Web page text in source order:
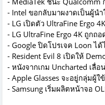
- Intel ขอกลับมาผงาดเป็นผู้น
- LG เปิดตัว UltraFine Ergo
- LG UltraFine Ergo 4K ถูกถ
- Google ปิดโปรเจค Loon ได้
- Resident Evil 8 เปิดให้
- หนังจากเกม Uncharted เลื่อ
- Apple Glasses จะอยู่กลุ่มผู้ใ
- Samsung เริ่มผลิตหน้าจอ